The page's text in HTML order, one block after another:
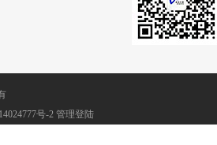
号-2 管理登陆